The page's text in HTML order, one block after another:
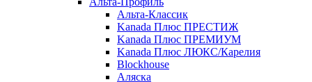
Альта-Классик
Kanada Плюс ПРЕСТИЖ
Kanada Плюс ПРЕМИУМ
Kanada Плюс ЛЮКС/Карелия
Blockhouse
Аляска